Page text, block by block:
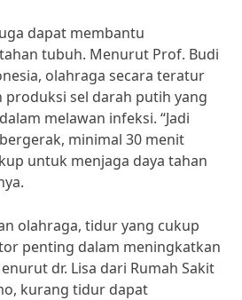
dapat membantu
tubuh. Menurut Prof. Budi
olahraga secara teratur
sel darah putih yang
melawan infeksi. “Jadi
minimal 30 menit
untuk menjaga daya tahan
olahraga, tidur yang cukup
penting dalam meningkatkan
dr. Lisa dari Rumah Sakit
kurang tidur dapat